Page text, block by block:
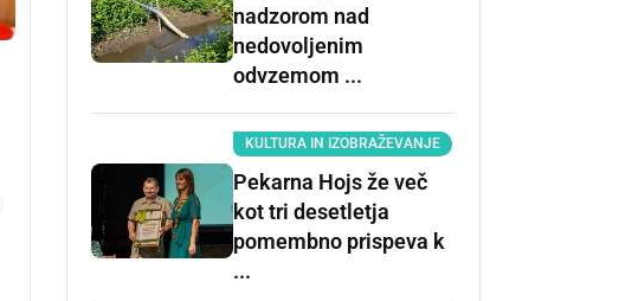
nadzorom nad
nedovoljenim
odvzemom ...
KULTURA IN IZOBRAŽEVANJE
Pekarna Hojs že več
kot tri desetletja
pomembno prispeva k
...